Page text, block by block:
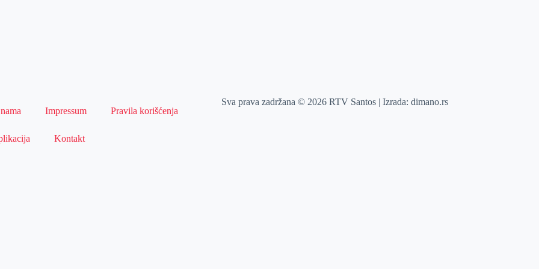
Impressum Pravila korišćenja
Kontakt
Sva prava zadržana © 2026 RTV Santos | Izrada:dimano.rs